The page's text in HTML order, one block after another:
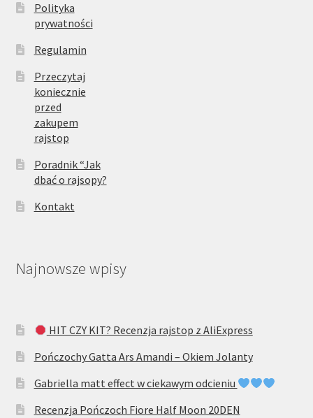
Polityka
prywatności
Regulamin
Przeczytaj
koniecznie
przed
zakupem
rajstop
Poradnik “Jak
dbać o rajsopy?
Kontakt
Najnowsze wpisy
HIT CZY KIT? Recenzja rajstop z AliExpress
Pończochy Gatta Ars Amandi – Okiem Jolanty
Gabriella matt effect w ciekawym odcieniu
Recenzja Pończoch Fiore Half Moon 20DEN